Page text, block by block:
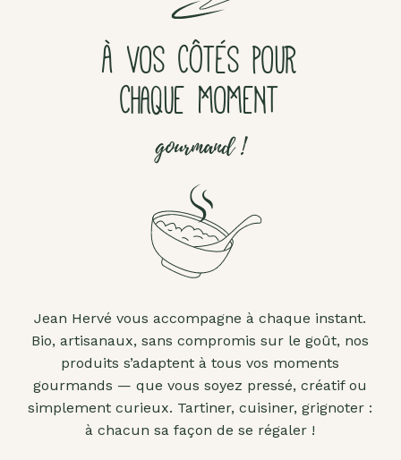
À VOS CÔTÉS POUR
CHAQUE MOMENT
gourmand !
Jean Hervé vous accompagne à chaque instant.
Bio, artisanaux, sans compromis sur le goût, nos
produits s’adaptent à tous vos moments
gourmands — que vous soyez pressé, créatif ou
simplement curieux. Tartiner, cuisiner, grignoter :
à chacun sa façon de se régaler !